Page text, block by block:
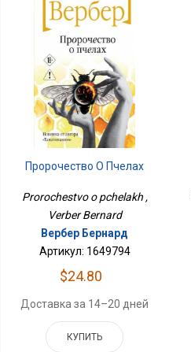
Пророчество О Пчелах
Prorochestvo o pchelakh ,
Verber Bernard
Вербер Бернард
Артикул: 1649794
$24.80
Доставка за 14–20 дней
КУПИТЬ